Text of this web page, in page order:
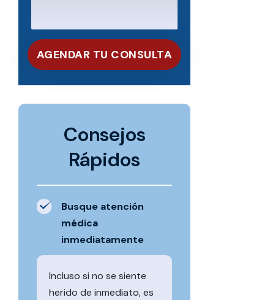
Consejos
Rápidos
Busque atención
médica
inmediatamente
Incluso si no se siente
herido de inmediato, es